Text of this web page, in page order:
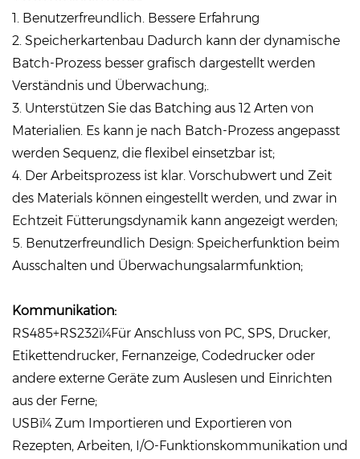
1. Benutzerfreundlich. Bessere Erfahrung
2. Speicherkartenbau Dadurch kann der dynamische
Batch-Prozess besser grafisch dargestellt werden
Verständnis und Überwachung;.
3. Unterstützen Sie das Batching aus 12 Arten von
Materialien. Es kann je nach Batch-Prozess angepasst
werden Sequenz, die flexibel einsetzbar ist;
4. Der Arbeitsprozess ist klar. Vorschubwert und Zeit
des Materials können eingestellt werden, und zwar in
Echtzeit Fütterungsdynamik kann angezeigt werden;
5. Benutzerfreundlich Design: Speicherfunktion beim
Ausschalten und Überwachungsalarmfunktion;
Kommunikation:
RS485+RS232ï¼Für Anschluss von PC, SPS, Drucker,
Etikettendrucker, Fernanzeige, Codedrucker oder
andere externe Geräte zum Auslesen und Einrichten
aus der Ferne;
USBï¼ Zum Importieren und Exportieren von
Rezepten, Arbeiten, I/O-Funktionskommunikation und